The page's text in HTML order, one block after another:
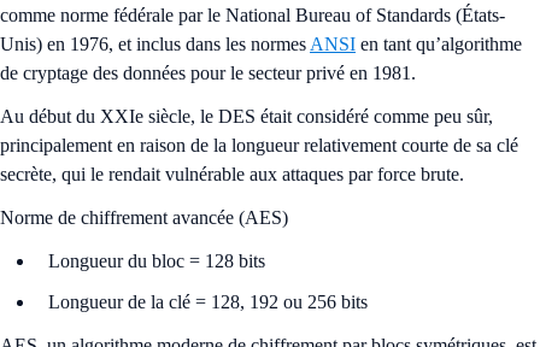
comme norme fédérale par le National Bureau of Standards (États-
Unis) en 1976, et inclus dans les normes ANSI en tant qu’algorithme
de cryptage des données pour le secteur privé en 1981.
Au début du XXIe siècle, le DES était considéré comme peu sûr,
principalement en raison de la longueur relativement courte de sa clé
secrète, qui le rendait vulnérable aux attaques par force brute.
Norme de chiffrement avancée (AES)
Longueur du bloc = 128 bits
Longueur de la clé = 128, 192 ou 256 bits